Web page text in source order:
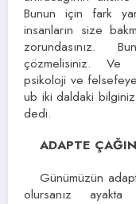
Bunun için fark
insanların size
zorundasınız.
çözmelisiniz. Ve
psikoloji ve
ub iki daldaki bilginiz
dedi.
ADAPTE
Günümüzün
olursanız ayakta